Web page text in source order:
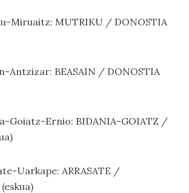
Miruaitz: MUTRIKU / DONOSTIA
Antzizar: BEASAIN / DONOSTIA
Goiatz-Ernio: BIDANIA-GOIATZ /
Uarkape: ARRASATE /